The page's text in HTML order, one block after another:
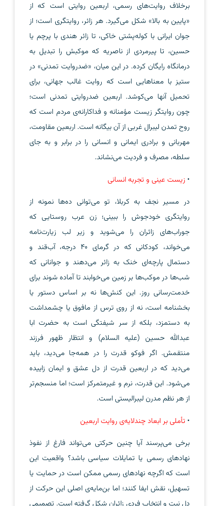
برخلاف روایت‌های رسمی، اربعین روایتی است که از
«پایین به بالا» شکل می‌گیرد. هر زائر، روایتگری است؛ از
جوان ایرانی با کوله‌پشتی خاکی، تا زائر هندی با پرچم یا
حسین، تا پیرمردی از ناصریه که موکبش را تبدیل به
درمانگاه رایگان کرده. در این میان، «ضدروایت تمدنی» در
ستیز با معناهایی ا‌ست که روایت غالب جهانی، برای
تحمیل آنها می‌کوشد. اربعین ضدروایتی تمدنی است؛
چون روایتگر زیست مؤمنانه و فداکارانه‌ی مردم است که
روح تمدن لیبرال غربی از آن بیگانه است. اربعین مقاومت،
مهربانی و برادری ایمانی و انسانی را در برابر و به جای
سلطه، مصرف و فردیت می‌نشاند.
• زیست عینی و تجربه‌ انسانی
در مسیر نجف به کربلا، تو می‌توانی ده‌ها نمونه از
روایتگری خودجوش را ببینی؛ زن عرب روستایی که
جوراب‌های زائران را می‌شوید و زیر لب زیارت‌نامه
می‌خواند، کودکانی که در گرمای ۴۰ درجه، آب‌قند و
دستمال پارچه‌ای خنک به زائر می‌دهند و جوانانی که
شب‌ها در موکب‌ها بر زمین می‌خوابند تا آماده شوند برای
خدمت‌رسانی روز. این کنش‌ها نه بر اساس دستور یا
بخشنامه است، نه از روی ترس از مافوق یا چشمداشت
به دستمزد، بلکه از سر شیفتگی است به حضرت ابا
عبدالله حسین (علیه السلام) و انتظار ظهور فرزند
منتقمش. اگر فوکو قدرت را در همه‌جا می‌دید، باید
می‌دید که در اربعین قدرت از دل عشق و ایمان زاییده
می‌شود. این قدرت، نرم و غیرمتمرکز است؛ اما منسجم‌تر
از هر نظم مدرن لیبرالیستی است.
• تأملی بر ابعاد چندلایه‌ی روایت اربعین
برخی می‌پرسند آیا چنین حرکتی می‌تواند فارغ از نفوذ
نهادهای رسمی یا تمایلات سیاسی باشد؟ واقعیت این
است که اگرچه نهادهای رسمی ممکن است در حمایت یا
تسهیل، نقش ایفا کنند؛ اما بن‌مایه‌ی اصلی این حرکت از